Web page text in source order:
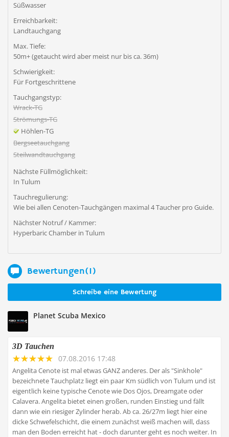
Süßwasser
Erreichbarkeit:
Landtauchgang
Max. Tiefe:
50m+ (getaucht wird aber meist nur bis ca. 36m)
Schwierigkeit:
Für Fortgeschrittene
Tauchgangstyp:
Wrack-TG
Strömungs-TG
Höhlen-TG
Bergseetauchgang
Steilwandtauchgang
Nächste Füllmöglichkeit:
In Tulum
Tauchregulierung:
Wie bei allen Cenoten-Tauchgängen maximal 4 Taucher pro Guide.
Nächster Notruf / Kammer:
Hyperbaric Chamber in Tulum
Bewertungen(1)
Schreibe eine Bewertung
Planet Scuba Mexico
3D Tauchen
07.08.2016 17:48
Angelita Cenote ist mal etwas GANZ anderes. Der als "Sinkhole"
bezeichnete Tauchplatz liegt ein paar Km südlich von Tulum und ist
eigentlich keine typische Cenote wie Dos Ojos, Dreamgate oder
Calavera. Angelita bietet einen großen, runden Einstieg und fällt
dann wie ein riesiger Zylinder herab. Ab ca. 26/27m liegt hier eine
dicke Schwefelschicht, die einem zunächst weiß machen will, dass
man den Boden erreicht hat - doch darunter geht es noch weiter. In